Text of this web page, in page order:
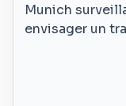
Munich
envisager un